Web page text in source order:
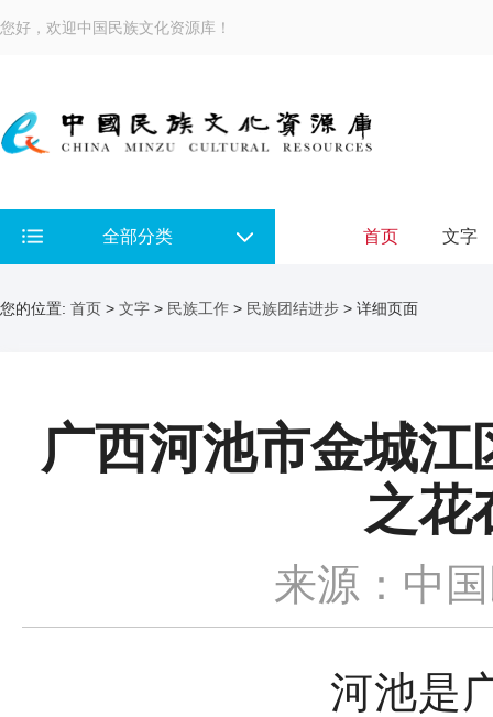
您好，欢迎中国民族文化资源库！
全部分类 首页 文字
您的位置: 首页 > 文字 > 民族工作 > 民族团结进步 > 详细页面
广西河池市金城
之花
来源：中
河池是广